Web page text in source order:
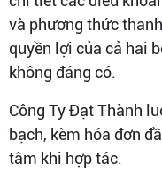
và phương thức
quyền lợi của cả hai
không đáng có.
Công Ty Đạt Thành
bạch, kèm hóa đơn
tâm khi hợp tác.